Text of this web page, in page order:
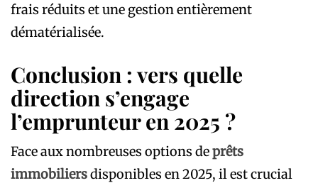
frais réduits et une gestion entièrement
dématérialisée.
Conclusion : vers quelle
direction s’engage
l’emprunteur en 2025 ?
Face aux nombreuses options deprêts
immobiliersdisponibles en 2025, il est crucial